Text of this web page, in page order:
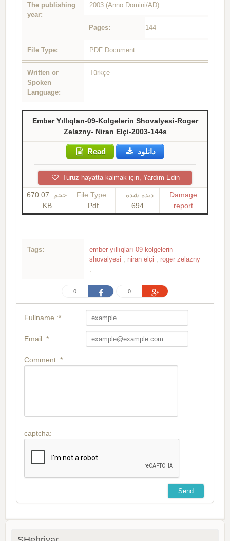
The publishing
year:
2003 (Anno Domini/AD)
Pages: 144
File Type: PDF Document
Written or
Spoken
Language:
Türkçe
Ember Yıllıqları-09-Kolgelerin Shovalyesi-Roger
Zelazny- Niran Elçi-2003-144s
Read دانلود
Turuz hayatta kalmak için, Yardım Edin
حجم: 670.07
KB
File Type :
Pdf
دیده شده :
694
Damage
report
Tags:
ember yıllıqları-09-kolgelerin
shovalyesi
niran elçi
roger zelazny
0 0
Fullname :*
Email :*
Comment :*
captcha: